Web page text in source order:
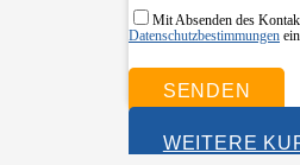
Mit Absenden des
Datenschutzbestimmungen
WEITERE